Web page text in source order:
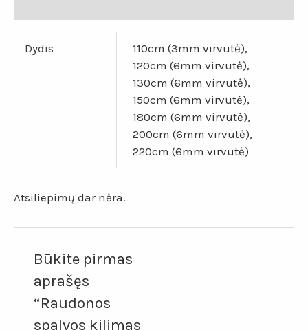
Dydis
110cm (3mm virvutė),
120cm (6mm virvutė),
130cm (6mm virvutė),
150cm (6mm virvutė),
180cm (6mm virvutė),
200cm (6mm virvutė),
220cm (6mm virvutė)
Atsiliepimų dar nėra.
Būkite pirmas
aprašęs
“Raudonos
spalvos kilimas